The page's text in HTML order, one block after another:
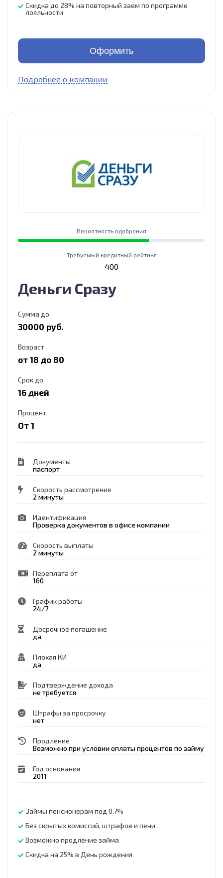
Скидка до 28% на повторный заем по программе
лояльности
Оформить
Подробнее о компании
Вероятность одобрения
Требуемый кредитный рейтинг
400
Деньги Сразу
Сумма до
30000 руб.
Возраст
от 18 до 80
Срок до
16 дней
Процент
От 1
Документы
паспорт
Скорость рассмотрения
2 минуты
Идентификация
Проверка документов в офисе компании
Скорость выплаты
2 минуты
Переплата от
160
График работы
24/7
Досрочное погашение
да
Плохая КИ
да
Подтверждение дохода
не требуется
Штрафы за просрочку
нет
Продление
Возможно при условии оплаты процентов по займу
Год основания
2011
Займы пенсионерам под 0.7%
Без скрытых комиссий, штрафов и пени
Возможно продление займа
Скидка на 25% в День рождения